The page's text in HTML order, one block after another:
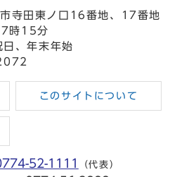
寺田東ノ口16番地、17番地
時15分
、年末年始
このサイトについて
52-1111 （代表）